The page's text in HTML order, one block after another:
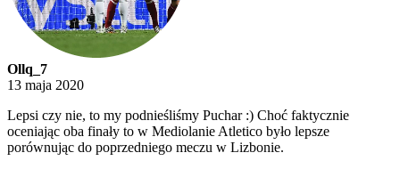
Ollq_7
13 maja 2020
Lepsi czy nie, to my podnieśliśmy Puchar :) Choć faktycznie
oceniając oba finały to w Mediolanie Atletico było lepsze
porównując do poprzedniego meczu w Lizbonie.